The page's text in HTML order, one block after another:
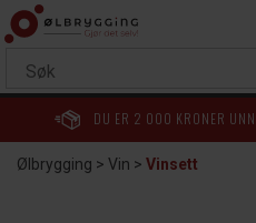
DU ER 2 000 KRONER
Ølbrygging>Vin>Vinsett